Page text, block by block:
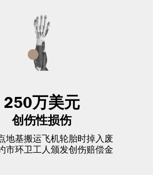
250万美元
创伤性损伤
地基搬运飞机轮胎时掉入废
市环卫工人颁发创伤赔偿金